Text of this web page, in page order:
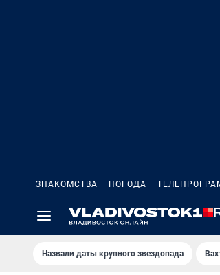
ЗНАКОМСТВА ПОГОДА
Назвали даты крупного звездопада